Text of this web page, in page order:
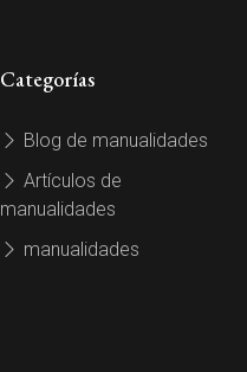
Categorías
Blog de manualidades
Artículos de
manualidades
manualidades